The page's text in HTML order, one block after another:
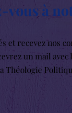
vous à
et recevez nos
un mail
Théologie